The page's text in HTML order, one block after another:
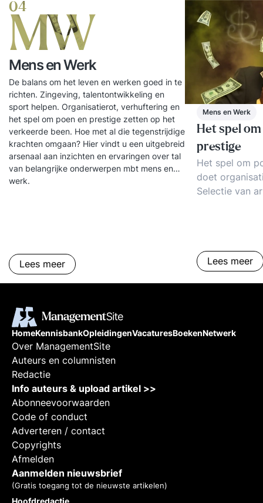
04
MW
Mens en Werk
De balans om het leven en werken goed in te
richten. Zingeving, talentontwikkeling en
sport helpen. Organisatierot, verhuftering en
het spel om poen en prestige zetten op het
verkeerde been. Hoe met al die tegenstrijdige
krachten omgaan? Hier vindt u een uitgebreid
arsenaal aan inzichten en ervaringen over tal
van belangrijke onderwerpen mbt mens en
werk.
Lees meer
Mens en Werk
Het spel
prestige
Het spel om
doet
Selectie van
Lees meer
HomeKennisbankOpleidingenVacaturesBoekenNetwerk
Over ManagementSite
Auteurs en columnisten
Redactie
Info auteurs & upload artikel >>
Abonneevoorwaarden
Code of conduct
Adverteren / contact
Copyrights
Afmelden
Aanmelden nieuwsbrief
(Gratis toegang tot de nieuwste artikelen)
Hoofdredactie